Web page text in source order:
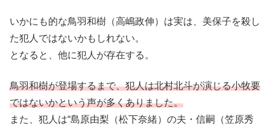
いかにも的な鳥羽和樹（高嶋政伸）は実は、美保子を殺し
た犯人ではないかもしれない。
となると、他に犯人が存在する。
鳥羽和樹が登場するまで、犯人は北村北斗が演じる小牧要
ではないかという声が多くありました。
また、犯人は“島原由梨（松下奈緒）の夫・信嗣（笠原秀